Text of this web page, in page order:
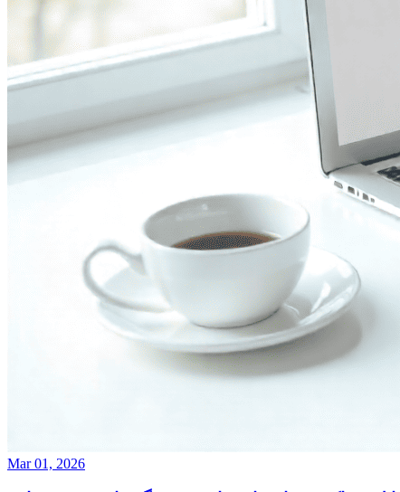
Mar 01, 2026